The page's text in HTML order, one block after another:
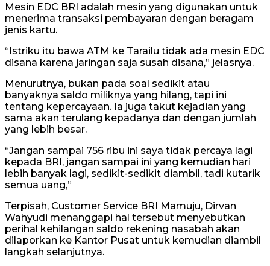
Mesin EDC BRI adalah mesin yang digunakan untuk
menerima transaksi pembayaran dengan beragam
jenis kartu.
“Istriku itu bawa ATM ke Tarailu tidak ada mesin EDC
disana karena jaringan saja susah disana,” jelasnya.
Menurutnya, bukan pada soal sedikit atau
banyaknya saldo miliknya yang hilang, tapi ini
tentang kepercayaan. Ia juga takut kejadian yang
sama akan terulang kepadanya dan dengan jumlah
yang lebih besar.
“Jangan sampai 756 ribu ini saya tidak percaya lagi
kepada BRI, jangan sampai ini yang kemudian hari
lebih banyak lagi, sedikit-sedikit diambil, tadi kutarik
semua uang,”
Terpisah, Customer Service BRI Mamuju, Dirvan
Wahyudi menanggapi hal tersebut menyebutkan
perihal kehilangan saldo rekening nasabah akan
dilaporkan ke Kantor Pusat untuk kemudian diambil
langkah selanjutnya.